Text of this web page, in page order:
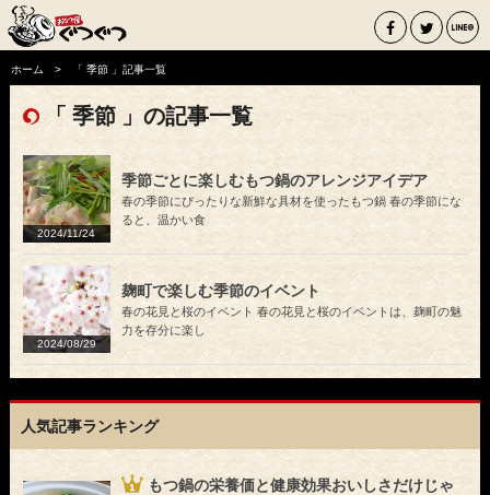
ホーム 「 季節 」記事一覧
「 季節 」の記事一覧
2024/11/24
季節ごとに楽しむもつ鍋のアレンジアイデア
春の季節にぴったりな新鮮な具材を使ったもつ鍋 春の季節にな
ると、温かい食
2024/08/29
麹町で楽しむ季節のイベント
春の花見と桜のイベント 春の花見と桜のイベントは、麹町の魅
力を存分に楽し
人気記事ランキング
もつ鍋の栄養価と健康効果おいしさだけじゃ